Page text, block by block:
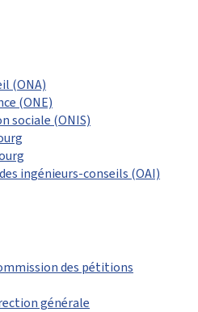
(ONA)
(ONE)
sociale (ONIS)
ingénieurs-conseils (OAI)
des pétitions
générale